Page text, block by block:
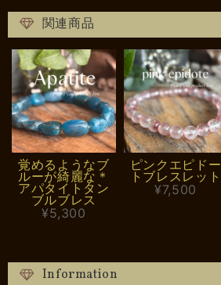
関連商品
覚めるようなブ
ルーが綺麗な＊
アパタイトタン
ブルブレス
¥5,300
ピンクエピドー
トブレスレット
¥7,500
Information